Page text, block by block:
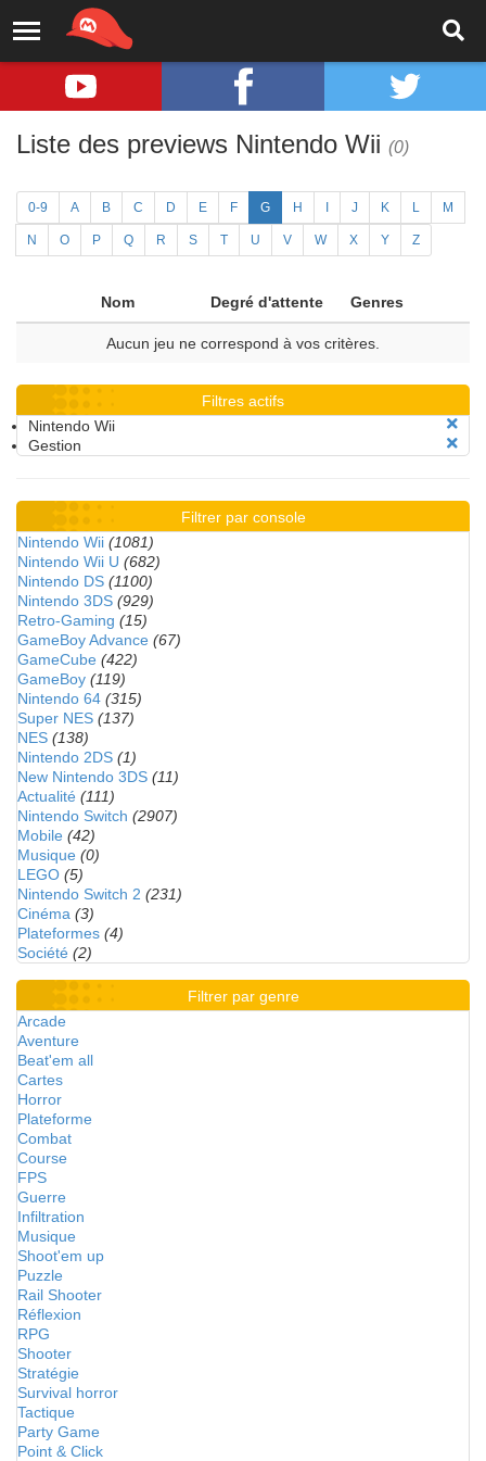
Liste des previews Nintendo Wii (0)
0-9 A B C D E F G H J K L M
N O P Q R S T U V W X Y Z
Nom Degré d'attente Genres
Aucun jeu ne correspond à vos critères.
Filtres actifs
Nintendo Wii
Gestion
Filtrer par console
Nintendo Wii (1081)
Nintendo Wii U (682)
Nintendo DS (1100)
Nintendo 3DS (929)
Retro-Gaming (15)
GameBoy Advance (67)
GameCube (422)
GameBoy (119)
Nintendo 64 (315)
Super NES (137)
NES (138)
Nintendo 2DS (1)
New Nintendo 3DS (11)
Actualité (111)
Nintendo Switch (2907)
Mobile (42)
Musique (0)
LEGO (5)
Nintendo Switch 2 (231)
Cinéma (3)
Plateformes (4)
Société (2)
Filtrer par genre
Arcade
Aventure
Beat'em all
Cartes
Horror
Plateforme
Combat
Course
FPS
Guerre
Infiltration
Musique
Shoot'em up
Puzzle
Rail Shooter
Réflexion
RPG
Shooter
Stratégie
Survival horror
Tactique
Party Game
Point & Click